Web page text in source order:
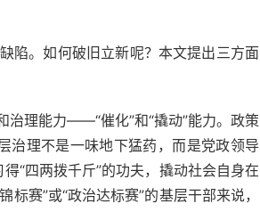
陷。如何破旧立新呢？本文提出三方面
治理能力——“催化”和“撬动”能力。政策
理不是一味地下猛药，而是党政领导
“四两拨千斤”的功夫，撬动社会自身在
赛”或“政治达标赛”的基层干部来说，